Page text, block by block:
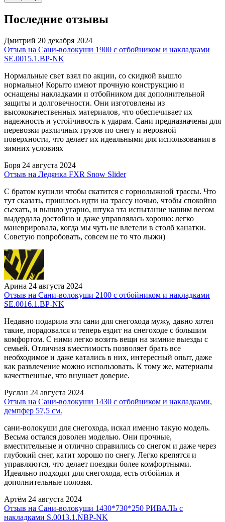
Последние отзывы
Дмитрий 20 декабря 2024
Отзыв на Сани-волокуши 1900 с отбойником и накладками
SE.0015.1.ВР-NK
Нормальные свет взял по акции, со скидкой вышло
нормально! Корыто имеют прочную конструкцию и
оснащены накладками и отбойником для дополнительной
защиты и долговечности. Они изготовлены из
высококачественных материалов, что обеспечивает их
надежность и устойчивость к ударам. Сани предназначены для
перевозки различных грузов по снегу и неровной
поверхности, что делает их идеальными для использования в
зимних условиях
Боря 24 августа 2024
Отзыв на Ледянка FXR Snow Slider
С братом купили чтобы скатится с горнолыжной трассы. Что
тут сказать, пришлось идти на трассу ночью, чтобы спокойно
сьехать, и вышло угарно, штука эта испытание нашим весом
выдердала достойно и даже управлялась хорошо: легко
маневрировала, когда мы чуть не влетели в столб канатки.
Советую попробовать, совсем не то что лыжи)
Арина 24 августа 2024
Отзыв на Сани-волокуши 2100 с отбойником и накладками
SE.0016.1.ВР-NK
Недавно подарила эти сани для снегохода мужу, давно хотел
такие, порадовался и теперь ездит на снегоходе с большим
комфортом. С ними легко возить вещи на зимние выезды с
семьей. Отличная вместимость позволяет брать все
необходимое и даже катались в них, интересный опыт, даже
как развлечение можно использовать. К тому же, материалы
качественные, что внушает доверие.
Руслан 24 августа 2024
Отзыв на Сани-волокуши 1430 с отбойником и накладками,
демпфер 57,5 см.
сани-волокуши для снегохода, искал именно такую модель.
Весьма остался доволен моделью. Они прочные,
вместительные и отлично справились со снегом и даже через
глубокий снег, катит хорошо по снегу. Легко крепятся и
управляются, что делает поездки более комфортными.
Идеально подходят для снегохода, есть отбойник и
дополнительные полозья.
Артём 24 августа 2024
Отзыв на Сани-волокуши 1430*730*250 РИВАЛЬ с
накладками S.0013.1.NBP-NK